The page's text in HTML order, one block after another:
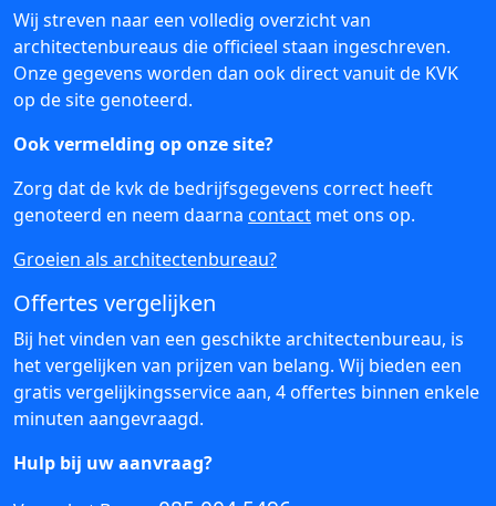
Wij streven naar een volledig overzicht van
architectenbureaus die officieel staan ingeschreven.
Onze gegevens worden dan ook direct vanuit de KVK
op de site genoteerd.
Ook vermelding op onze site?
Zorg dat de kvk de bedrijfsgegevens correct heeft
genoteerd en neem daarna contact met ons op.
Groeien als architectenbureau?
Offertes vergelijken
Bij het vinden van een geschikte architectenbureau, is
het vergelijken van prijzen van belang. Wij bieden een
gratis vergelijkingsservice aan, 4 offertes binnen enkele
minuten aangevraagd.
Hulp bij uw aanvraag?